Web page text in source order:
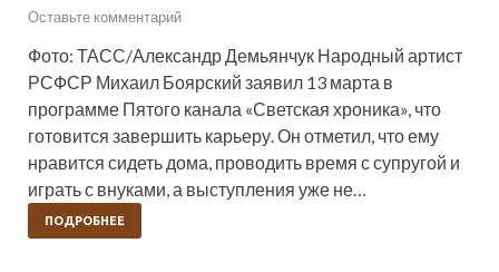
Оставьте комментарий
Фото: ТАСС/Александр Демьянчук Народный артист
РСФСР Михаил Боярский заявил 13 марта в
программе Пятого канала «Светская хроника», что
готовится завершить карьеру. Он отметил, что ему
нравится сидеть дома, проводить время с супругой и
играть с внуками, а выступления уже не…
ПОДРОБНЕЕ